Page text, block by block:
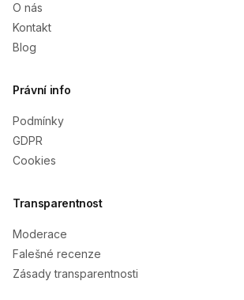
O nás
Kontakt
Blog
Právní info
Podmínky
GDPR
Cookies
Transparentnost
Moderace
Falešné recenze
Zásady transparentnosti